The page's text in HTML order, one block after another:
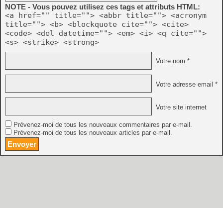
NOTE - Vous pouvez utilisez ces tags et attributs HTML:
<a href="" title=""> <abbr title=""> <acronym
title=""> <b> <blockquote cite=""> <cite>
<code> <del datetime=""> <em> <i> <q cite="">
<s> <strike> <strong>
Votre nom *
Votre adresse email *
Votre site internet
Prévenez-moi de tous les nouveaux commentaires par e-mail.
Prévenez-moi de tous les nouveaux articles par e-mail.